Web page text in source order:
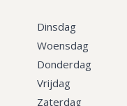
Dinsdag
Woensdag
Donderdag
Vrijdag
Zaterdag